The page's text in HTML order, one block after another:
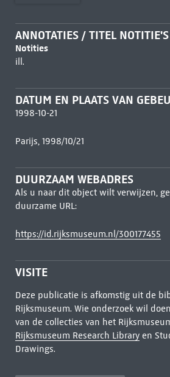
ANNOTATIES / TITEL NOTITIE'S
Notities
ill.
DATUM EN PLAATS VAN
1998-10-21
Parijs, 1998/10/21
DUURZAAM WEBADRES
Als u naar dit object wilt verwijzen,
duurzame URL:
https://id.rijksmuseum.nl/300177455
VISITE
Deze publicatie is afkomstig uit de
Rijksmuseum. Wie onderzoek wil
van de collecties van het
Rijksmuseum Research Libraryen
Drawings.